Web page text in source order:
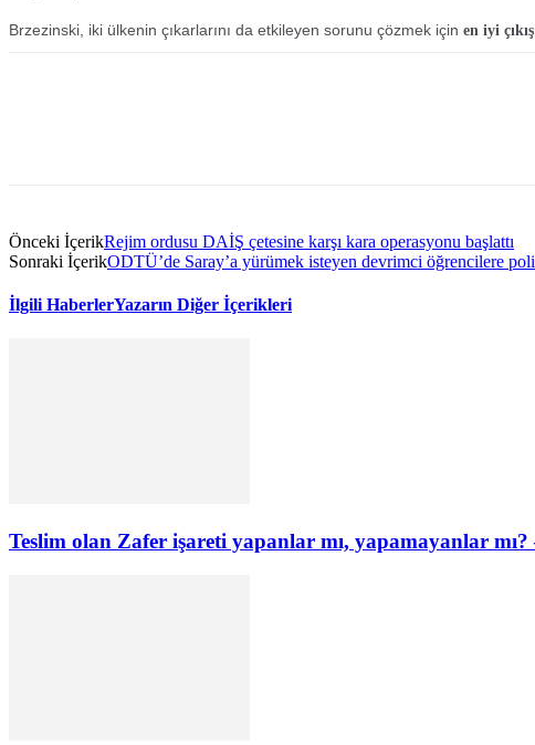
Brzezinski, iki ülkenin çıkarlarını da etkileyen sorunu çözmek için en iyi
Önceki İçerikRejim ordusu DAİŞ çetesine karşı kara operasyonu başlattı
Sonraki İçerikODTÜ’de Saray’a yürümek isteyen devrimci öğrencilere
İlgili HaberlerYazarın Diğer İçerikleri
Teslim olan Zafer işareti yapanlar mı, yapamayanlar mı?